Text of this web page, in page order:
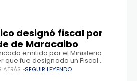
designó fiscal por
de Maracaibo
emitido por el Ministerio
que fue designado un Fiscal
las denuncias contra
la Alcaldía de
ATRÁS SEGUIR LEYENDO